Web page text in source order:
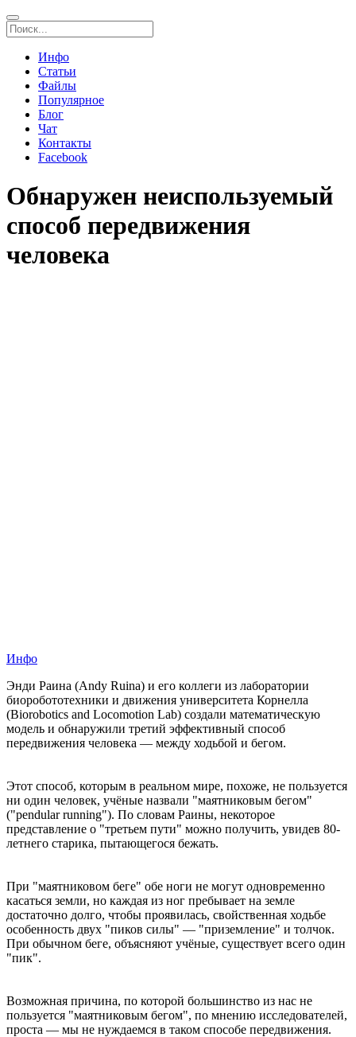
Инфо
Статьи
Файлы
Популярное
Блог
Чат
Контакты
Facebook
Обнаружен неиспользуемый
способ передвижения
человека
Инфо
Энди Раина (Andy Ruina) и его коллеги из лаборатории
биоробототехники и движения университета Корнелла
(Biorobotics and Locomotion Lab) создали математическую
модель и обнаружили третий эффективный способ
передвижения человека — между ходьбой и бегом.
Этот способ, которым в реальном мире, похоже, не пользуется
ни один человек, учёные назвали "маятниковым бегом"
("pendular running"). По словам Раины, некоторое
представление о "третьем пути" можно получить, увидев 80-
летнего старика, пытающегося бежать.
При "маятниковом беге" обе ноги не могут одновременно
касаться земли, но каждая из ног пребывает на земле
достаточно долго, чтобы проявилась, свойственная ходьбе
особенность двух "пиков силы" — "приземление" и толчок.
При обычном беге, объясняют учёные, существует всего один
"пик".
Возможная причина, по которой большинство из нас не
пользуется "маятниковым бегом", по мнению исследователей,
проста — мы не нуждаемся в таком способе передвижения.